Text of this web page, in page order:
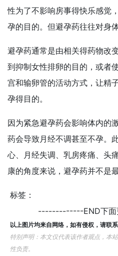
性为了不影响房事得快乐感觉
孕的目的。但避孕药往往对身
避孕药通常是由相关得药物改
到抑制女性排卵的目的，或者
宫和输卵管的活动方式，让精
孕得目的。
因为紧急避孕药会影响体内的
药会导致月经不调甚至不孕。
心、月经失调、乳房疼痛、头
康的角度来说，避孕药并不是
标签：
-------------END下
以上图片均来自网络，如有侵权，请联
特别声明：本文仅代表该作者观点，本
性负责。